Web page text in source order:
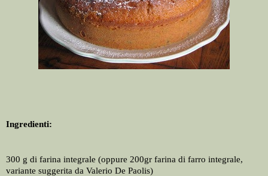
Ingredienti:
300 g di farina integrale (oppure 200gr farina di farro integrale,
variante suggerita da Valerio De Paolis)